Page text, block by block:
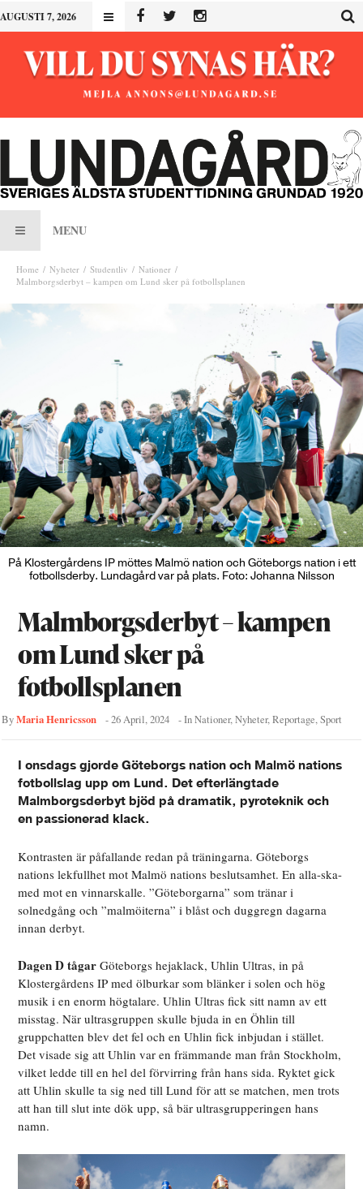
AUGUSTI 7, 2026
MENU
Home Nyheter Studentliv
Nationer
Malmborgsderbyt – kampen om Lund sker på fotbollsplanen
På Klostergårdens IP möttes Malmö nation och Göteborgs nation i ett
fotbollsderby. Lundagård var på plats. Foto: Johanna Nilsson
Malmborgsderbyt – kampen
om Lund sker på
fotbollsplanen
ByMaria Henricsson -26 April, 2024 - InNationer,Nyheter,Reportage,Sport
I onsdags gjorde Göteborgs nation och Malmö nations
fotbollslag upp om Lund. Det efterlängtade
Malmborgsderbyt bjöd på dramatik, pyroteknik och
en passionerad klack.
Kontrasten är påfallande redan på träningarna. Göteborgs
nations lekfullhet mot Malmö nations beslutsamhet. En alla-ska-
med mot en vinnarskalle. ”Göteborgarna” som tränar i
solnedgång och ”malmöiterna” i blåst och duggregn dagarna
innan derbyt.
Dagen D tågar Göteborgs hejaklack, Uhlin Ultras, in på
Klostergårdens IP med ölburkar som blänker i solen och hög
musik i en enorm högtalare. Uhlin Ultras fick sitt namn av ett
misstag. När ultrasgruppen skulle bjuda in en Öhlin till
gruppchatten blev det fel och en Uhlin fick inbjudan i stället.
Det visade sig att Uhlin var en främmande man från Stockholm,
vilket ledde till en hel del förvirring från hans sida. Ryktet gick
att Uhlin skulle ta sig ned till Lund för att se matchen, men trots
att han till slut inte dök upp, så bär ultrasgrupperingen hans
namn.